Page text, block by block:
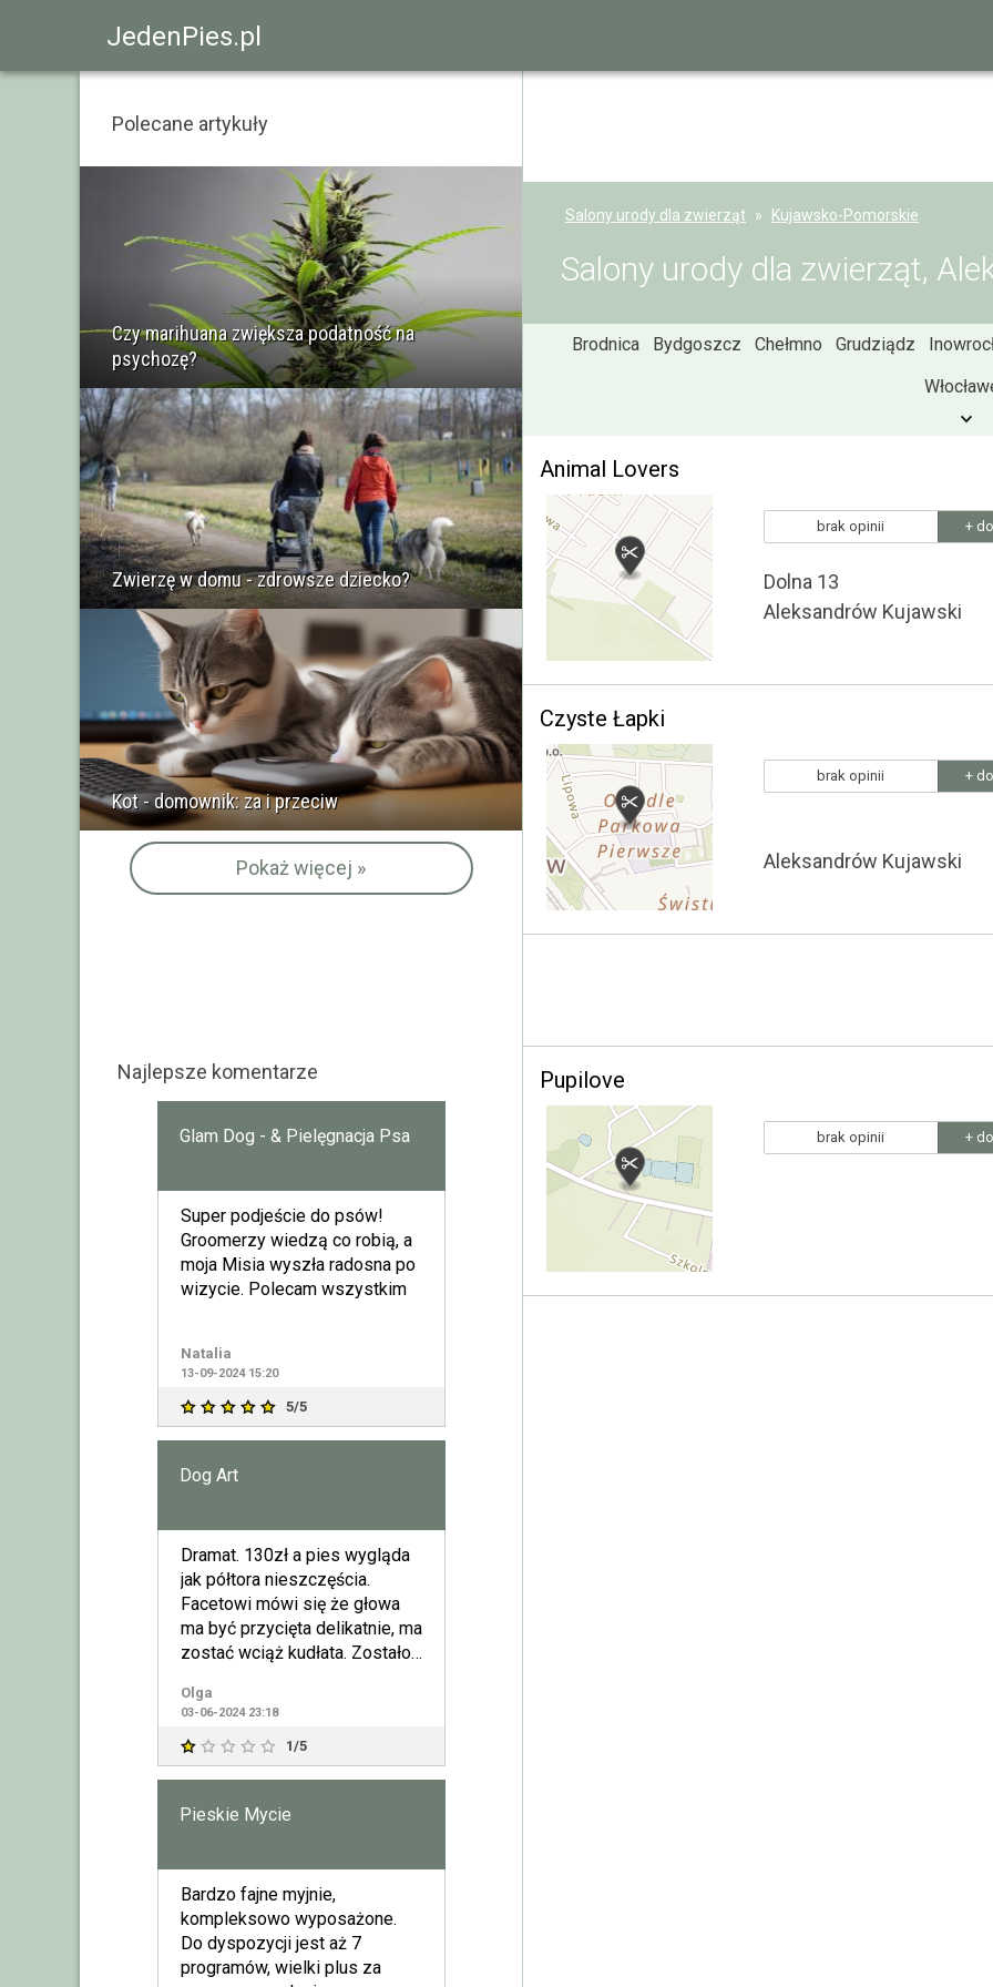
JedenPies.pl
Salony urody dla zwierząt Kujawsko-Pomorskie
Salony urody dla zwierząt,
Brodnica Bydgoszcz Chełmno Grudziądz
Animal Lovers
brak opinii +
Dolna 13
Aleksandrów Kujawski
Czyste Łapki
brak opinii +
Aleksandrów Kujawski
Pupilove
brak opinii +
Polecane artykuły
Czy marihuana zwiększa podatność na
psychozę?
Zwierzę w domu - zdrowsze dziecko?
Kot - domownik: za i przeciw
Pokaż więcej »
Najlepsze komentarze
Glam Dog - & Pielęgnacja Psa
Super podjeście do psów!
Groomerzy wiedzą co robią, a
moja Misia wyszła radosna po
wizycie. Polecam wszystkim
Natalia
13-09-2024 15:20
5/5
Dog Art
Dramat. 130zł a pies wygląda
jak półtora nieszczęścia.
Facetowi mówi się że głowa
ma być przycięta delikatnie, ma
zostać wciąż kudłata. Zostało
Olga
03-06-2024 23:18
1/5
Pieskie Mycie
Bardzo fajne myjnie,
kompleksowo wyposażone.
Do dyspozycji jest aż 7
programów, wielki plus za